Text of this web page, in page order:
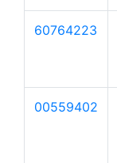
60764223
00559402